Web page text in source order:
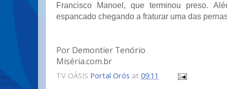
Francisco Manoel, que terminou preso.
espancado chegando a fraturar uma das
Por Demontier Tenório
Miséria.com.br
TV OÁSIS Portal Orós at 09:11